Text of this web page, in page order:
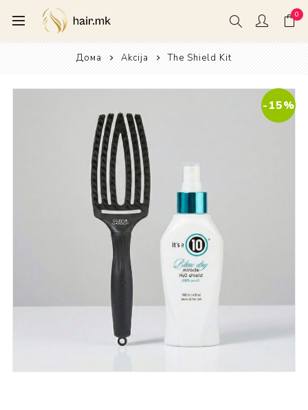
0
Дома Akcija The Shield Kit
-15%